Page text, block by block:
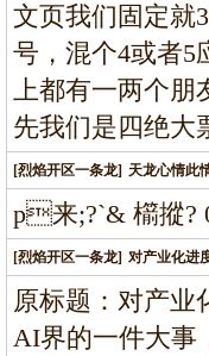
文页我们固定就
号，混个4或者5
上都有一两个朋
先我们是四绝大
[烈焰开区一条龙] 天龙心情此
p来;?`& 櫤摐?
[烈焰开区一条龙] 对产业化进
原标题：对产业
AI界的一件大事